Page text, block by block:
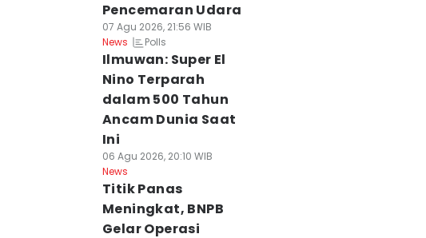
Pencemaran Udara
07 Agu 2026, 21:56 WIB
News
Polls
Ilmuwan: Super El
Nino Terparah
dalam 500 Tahun
Ancam Dunia Saat
Ini
06 Agu 2026, 20:10 WIB
News
Titik Panas
Meningkat, BNPB
Gelar Operasi